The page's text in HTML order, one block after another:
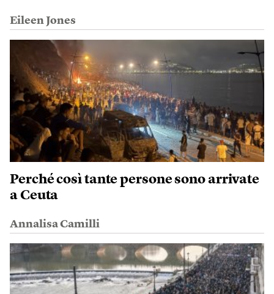
Eileen Jones
Perché così tante persone sono arrivate
a Ceuta
Annalisa Camilli